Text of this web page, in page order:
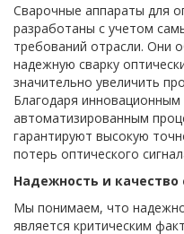
Сварочные аппараты для
разработаны с учетом
требований отрасли. Они
надежную сварку
значительно увеличить
Благодаря
автоматизированным
гарантируют высокую
потерь оптического
Надежность и качество
Мы понимаем, что
является критическим